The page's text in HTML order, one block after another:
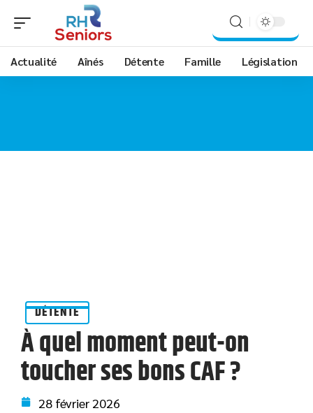
Actualité Aînés Détente Famille Législation
DÉTENTE
À quel moment peut-on
toucher ses bons CAF ?
28 février 2026